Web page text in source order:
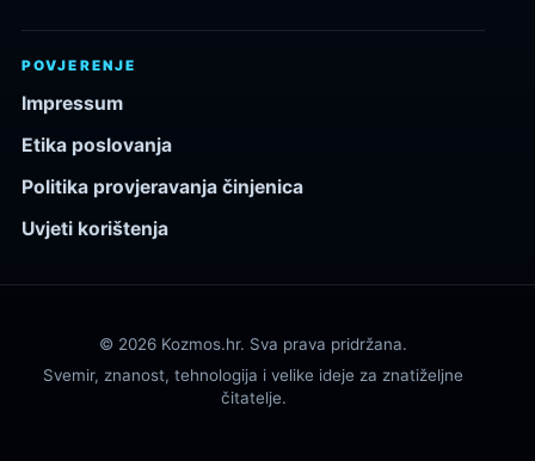
POVJERENJE
Impressum
Etika poslovanja
Politika provjeravanja činjenica
Uvjeti korištenja
© 2026 Kozmos.hr. Sva prava pridržana.
Svemir, znanost, tehnologija i velike ideje za znatiželjne
čitatelje.